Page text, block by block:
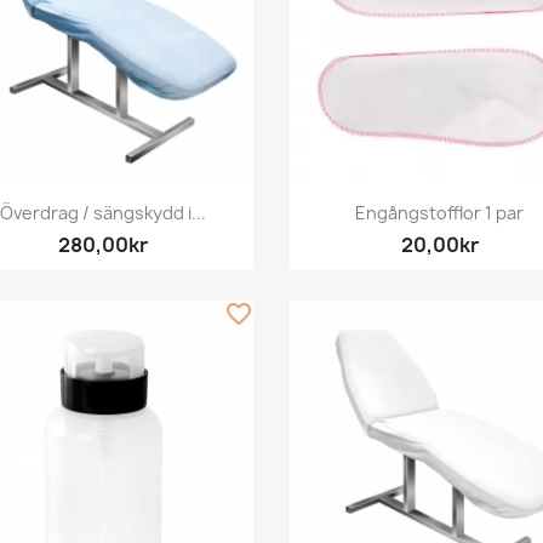
Snabbvy
Överdrag / sängskydd i...
280,00kr
Snabbvy
Engångstofflor 1 par
20,00kr
favorite_border